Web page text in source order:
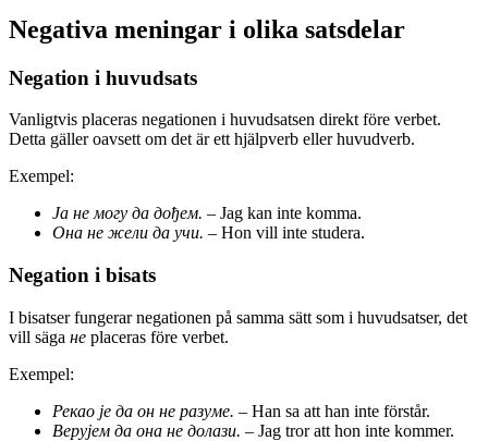
Negativa meningar i olika satsdelar
Negation i huvudsats
Vanligtvis placeras negationen i huvudsatsen direkt före verbet.
Detta gäller oavsett om det är ett hjälpverb eller huvudverb.
Exempel:
Ја не могу да дођем. – Jag kan inte komma.
Она не жели да учи. – Hon vill inte studera.
Negation i bisats
I bisatser fungerar negationen på samma sätt som i huvudsatser, det
vill säga не placeras före verbet.
Exempel:
Рекао је да он не разуме. – Han sa att han inte förstår.
Верујем да она не долази. – Jag tror att hon inte kommer.